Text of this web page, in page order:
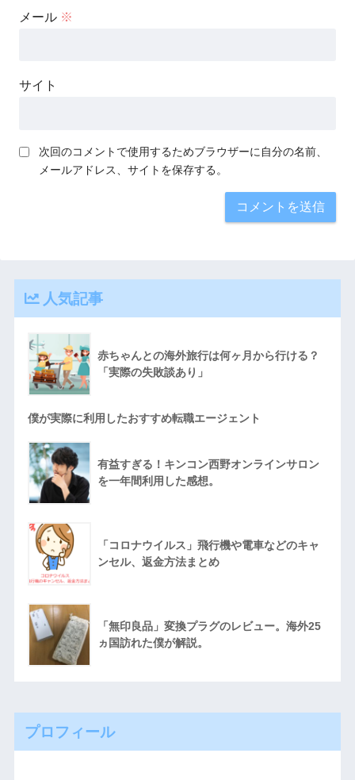
メール ※
サイト
次回のコメントで使用するためブラウザーに自分の名前、
メールアドレス、サイトを保存する。
人気記事
赤ちゃんとの海外旅行は何ヶ月から行ける？
「実際の失敗談あり」
僕が実際に利用したおすすめ転職エージェント
有益すぎる！キンコン西野オンラインサロン
を一年間利用した感想。
「コロナウイルス」飛行機や電車などのキャ
ンセル、返金方法まとめ
「無印良品」変換プラグのレビュー。海外25
ヵ国訪れた僕が解説。
プロフィール